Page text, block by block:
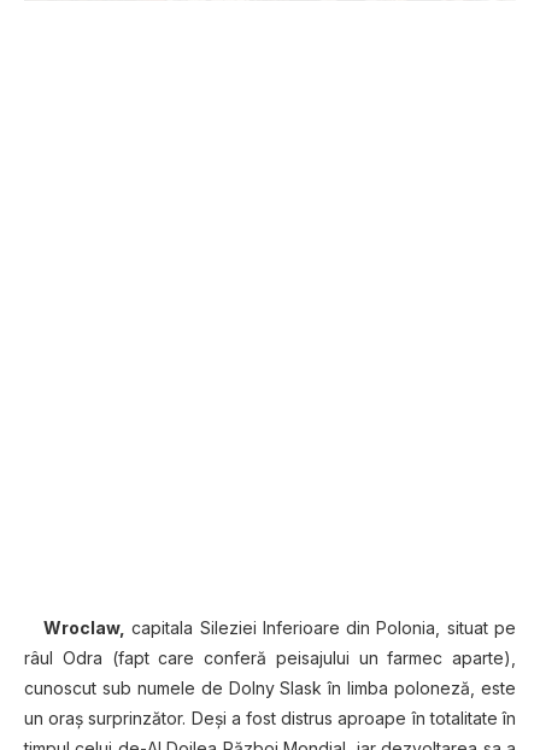
Wroclaw, capitala Sileziei Inferioare din Polonia, situat pe
râul Odra (fapt care conferă peisajului un farmec aparte),
cunoscut sub numele de Dolny Slask în limba poloneză, este
un oraş surprinzător. Deşi a fost distrus aproape în totalitate în